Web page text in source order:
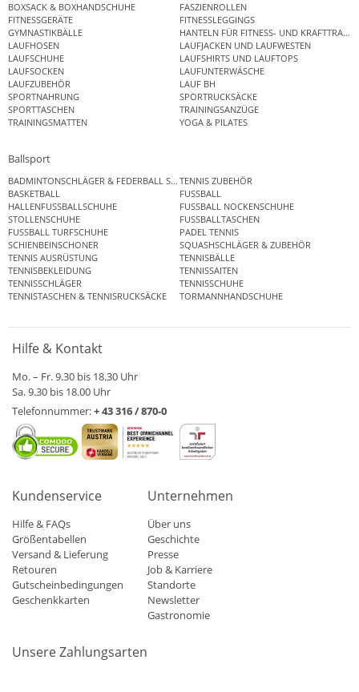
BOXSACK & BOXHANDSCHUHE
FASZIENROLLEN
FITNESSGERÄTE
FITNESSLEGGINGS
GYMNASTIKBÄLLE
HANTELN FÜR FITNESS- UND
LAUFHOSEN
LAUFJACKEN UND LAUFWESTEN
LAUFSCHUHE
LAUFSHIRTS UND LAUFTOPS
LAUFSOCKEN
LAUFUNTERWÄSCHE
LAUFZUBEHÖR
LAUF BH
SPORTNAHRUNG
SPORTRUCKSÄCKE
SPORTTASCHEN
TRAININGSANZÜGE
TRAININGSMATTEN
YOGA & PILATES
Ballsport
BADMINTONSCHLÄGER & FEDERBALL SETSTENNIS ZUBEHÖR
BASKETBALL
FUSSBALL
HALLENFUSSBALLSCHUHE
FUSSBALL NOCKENSCHUHE
STOLLENSCHUHE
FUSSBALLTASCHEN
FUSSBALL TURFSCHUHE
PADEL TENNIS
SCHIENBEINSCHONER
SQUASHSCHLÄGER & ZUBEHÖR
TENNIS AUSRÜSTUNG
TENNISBÄLLE
TENNISBEKLEIDUNG
TENNISSAITEN
TENNISSCHLÄGER
TENNISSCHUHE
TENNISTASCHEN & TENNISRUCKSÄCKE
TORMANNHANDSCHUHE
Hilfe & Kontakt
Mo. – Fr. 9.30 bis 18.30 Uhr
Sa. 9.30 bis 18.00 Uhr
Telefonnummer:+ 43 316 / 870-0
Kundenservice
Hilfe & FAQs
Größentabellen
Versand & Lieferung
Retouren
Gutscheinbedingungen
Geschenkkarten
Unternehmen
Über uns
Geschichte
Presse
Job & Karriere
Standorte
Newsletter
Gastronomie
Unsere Zahlungsarten